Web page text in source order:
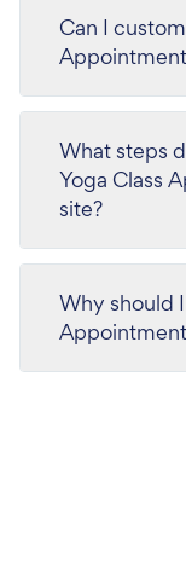
Can I
What steps
Yoga Class
site?
Why should